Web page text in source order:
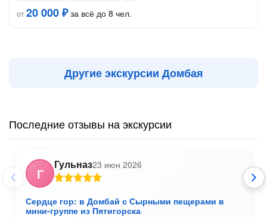
от20 000 ₽за всё до 8 чел.
Другие экскурсии Домбая
Последние отзывы на экскурсии
Г
Гульназ23 июн 2026
Сердце гор: в Домбай с Сырными пещерами в
мини-группе из Пятигорска